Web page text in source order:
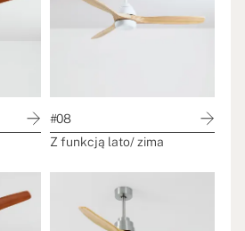
#08
Z funkcją lato/ zima